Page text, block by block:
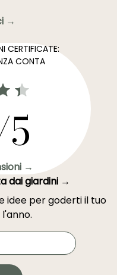
→
CERTIFICATE:
CONTA
→
dai giardini →
idee per goderti il tuo